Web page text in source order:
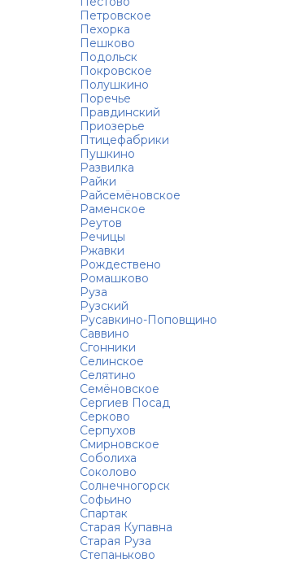
Петровское
Пехорка
Пешково
Подольск
Покровское
Полушкино
Поречье
Правдинский
Приозерье
Птицефабрики
Пушкино
Развилка
Райки
Райсемёновское
Раменское
Реутов
Речицы
Ржавки
Рождествено
Ромашково
Руза
Рузский
Русавкино-Поповщино
Саввино
Сгонники
Селинское
Селятино
Семёновское
Сергиев Посад
Серково
Серпухов
Смирновское
Соболиха
Соколово
Солнечногорск
Софьино
Спартак
Старая Купавна
Старая Руза
Степаньково